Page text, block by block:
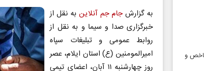
به گزارشجام جم آنلاینبه نقل از
خبرگزاری صدا و سیما و به نقل از
روابط عمومی و تبلیغات سپاه
امیرالمومنین (ع) استان ایلام، عصر
روز چهارشنبه ۱۱ آبان، اعضای تیمی
شاخص و